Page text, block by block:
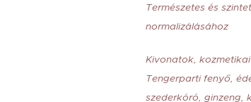
Természetes és
normalizálásához
Kivonatok,
Tengerparti fenyő,
szederkóró, ginzeng,